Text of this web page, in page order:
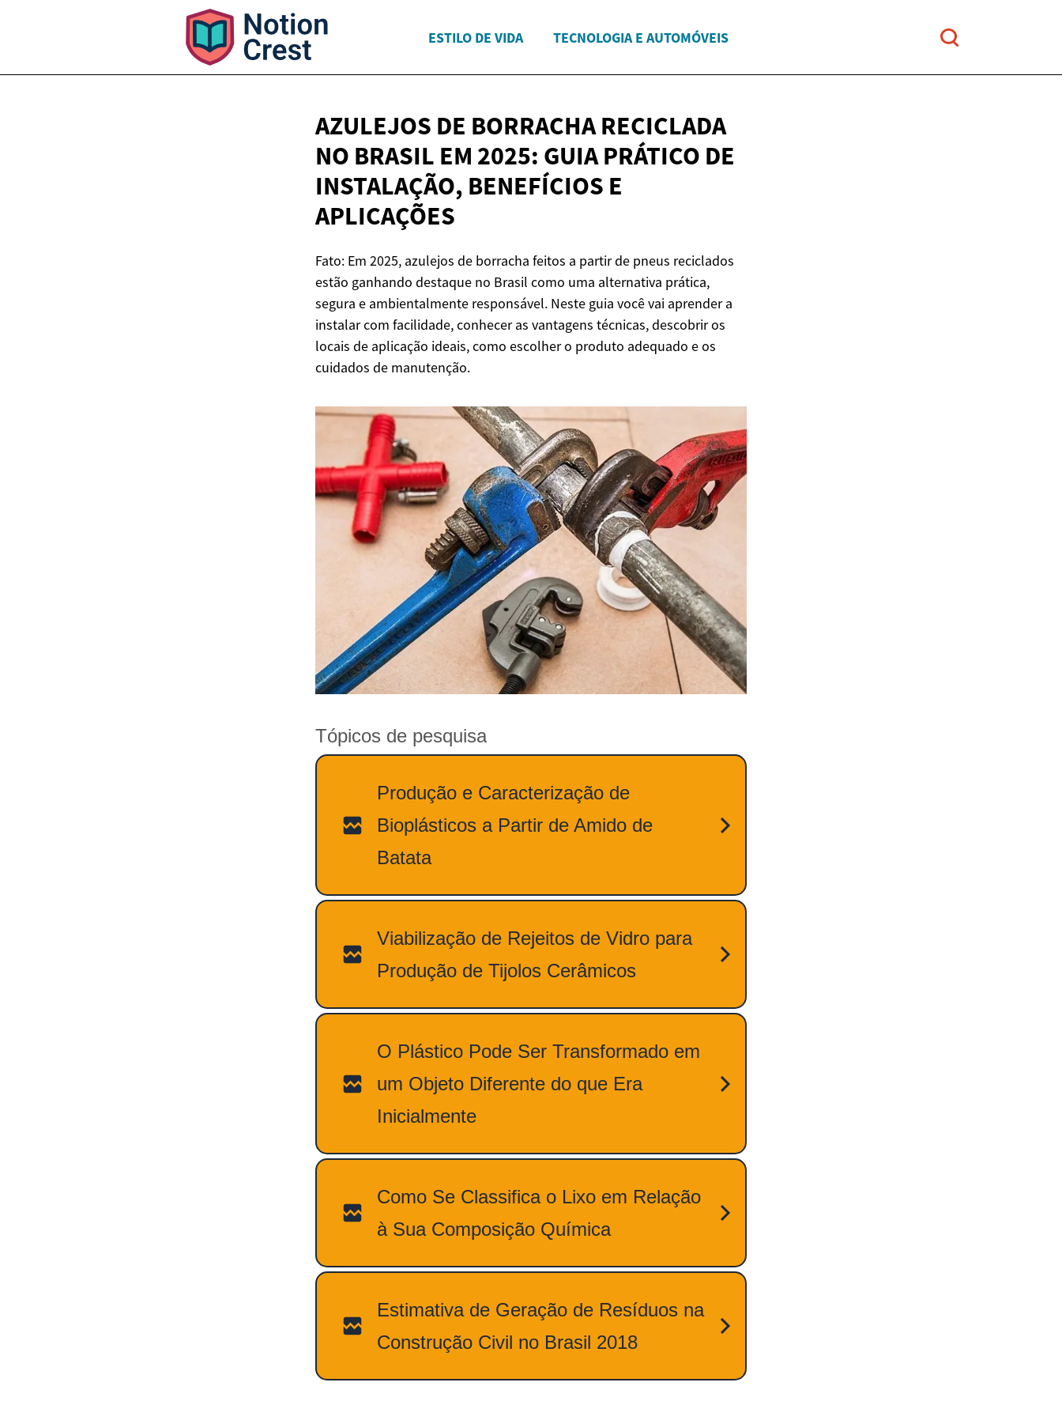
ESTILO DE VIDA TECNOLOGIA E AUTOMÓVEIS
AZULEJOS DE BORRACHA RECICLADA
NO BRASIL EM 2025: GUIA PRÁTICO DE
INSTALAÇÃO, BENEFÍCIOS E
APLICAÇÕES
Fato: Em 2025, azulejos de borracha feitos a partir de pneus reciclados
estão ganhando destaque no Brasil como uma alternativa prática,
segura e ambientalmente responsável. Neste guia você vai aprender a
instalar com facilidade, conhecer as vantagens técnicas, descobrir os
locais de aplicação ideais, como escolher o produto adequado e os
cuidados de manutenção.